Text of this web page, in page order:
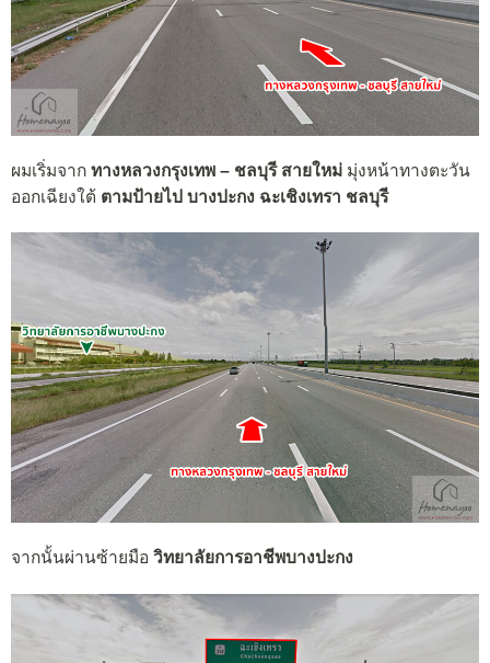
ผมเริ่มจาก ทางหลวงกรุงเทพ – ชลบุรี สายใหม่ มุ่งหน้าทางตะวัน
ออกเฉียงใต้ ตามป้ายไป บางปะกง ฉะเชิงเทรา ชลบุรี
จากนั้นผ่านซ้ายมือ วิทยาลัยการอาชีพบางปะกง